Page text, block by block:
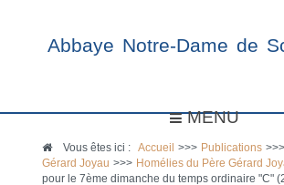
Abbaye Notre-Dame de
MENU
Vous êtes ici :Accueil >>> Publications >>>
Gérard Joyau >>> Homélies du Père Gérard
pour le 7ème dimanche du temps ordinaire "C"